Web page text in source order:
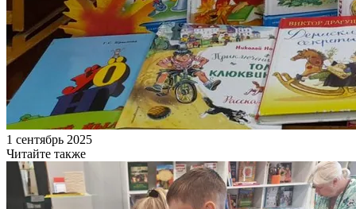
1 сентябрь 2025
Читайте также